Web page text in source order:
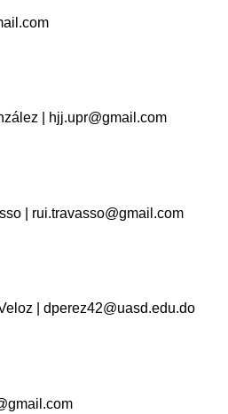
| hjj.upr@gmail.com
| rui.travasso@gmail.com
| dperez42@uasd.edu.do